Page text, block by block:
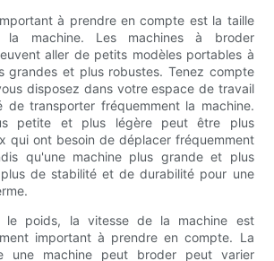
à prendre en compte est la taille
machine. Les machines à broder
aller de petits modèles portables à
grandes et plus robustes. Tenez compte
disposez dans votre espace de travail
de transporter fréquemment la machine.
petite et plus légère peut être plus
qui ont besoin de déplacer fréquemment
qu'une machine plus grande et plus
de stabilité et de durabilité pour une
poids, la vitesse de la machine est
important à prendre en compte. La
une machine peut broder peut varier